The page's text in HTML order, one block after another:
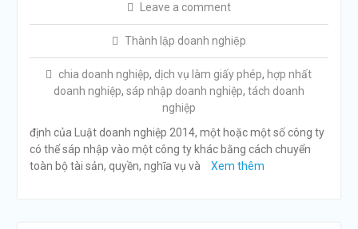
Leave a comment
Thành lập doanh nghiệp
chia doanh nghiệp, dịch vụ làm giấy phép, hợp nhất
doanh nghiệp, sáp nhập doanh nghiệp, tách doanh
nghiệp
định của Luật doanh nghiệp 2014, một hoặc một số công ty
có thể sáp nhập vào một công ty khác bằng cách chuyển
toàn bộ tài sản, quyền, nghĩa vụ và
Xem thêm